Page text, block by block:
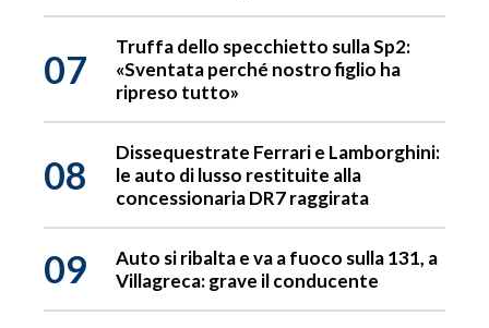
07
Truffa dello specchietto sulla Sp2:
«Sventata perché nostro figlio ha
ripreso tutto»
08
Dissequestrate Ferrari e Lamborghini:
le auto di lusso restituite alla
concessionaria DR7 raggirata
09
Auto si ribalta e va a fuoco sulla 131, a
Villagreca: grave il conducente